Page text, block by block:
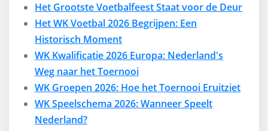
Het Grootste Voetbalfeest Staat voor de Deur
Het WK Voetbal 2026 Begrijpen: Een
Historisch Moment
WK Kwalificatie 2026 Europa: Nederland's
Weg naar het Toernooi
WK Groepen 2026: Hoe het Toernooi Eruitziet
WK Speelschema 2026: Wanneer Speelt
Nederland?